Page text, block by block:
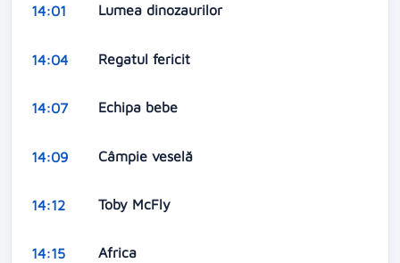
14:01 Lumea dinozaurilor
14:04 Regatul fericit
14:07 Echipa bebe
14:09 Câmpie veselă
14:12 Toby McFly
14:15 Africa